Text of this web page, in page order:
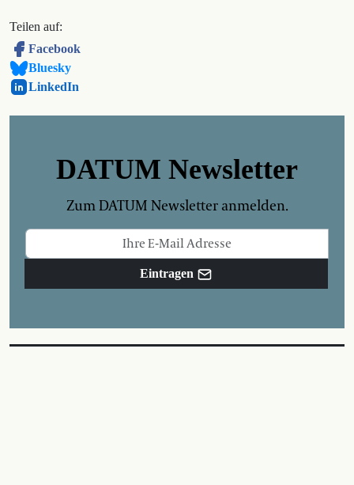
Teilen auf:
Facebook
Bluesky
LinkedIn
DATUM Newsletter
Zum DATUM Newsletter anmelden.
Eintragen